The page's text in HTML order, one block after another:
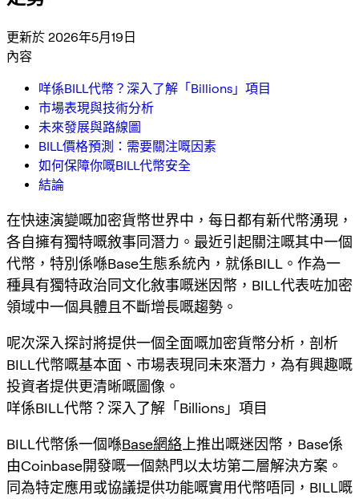
更新於 2026年5月19日
內容
咩係BILL代幣？深入了解「Billions」項目
市場表現與技術分析
未來發展與路線圖
BILL價格預測：需要關注嘅因素
如何保障你嘅BILL代幣安全
結論
在快速演變嘅加密貨幣世界中，每日都有新代幣湧現，
各自擁有獨特嘅敘事同潛力。最近引起關注嘅其中一個
代幣，特別係喺Base生態系統內，就係BILL。作為一
種具有獨特政治同文化敘事嘅迷因幣，BILL代表咗加密
領域中一個具體且不斷增長嘅趨勢。
呢次深入探討將提供一個全面嘅加密貨幣分析 ，剖析
BILL代幣嘅基本面、市場表現同未來潛力，為有興趣嘅
投資者提供更清晰嘅圖像。
咩係BILL代幣？深入了解「Billions」項目
BILL代幣係一個喺Base網絡 上推出嘅迷因幣，Base係
由Coinbase開發嘅一個熱門以太坊第二層解決方案。
同為特定應用或協議提供功能嘅實用代幣唔同，BILL嘅